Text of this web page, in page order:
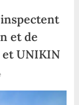
et de
et UNIKIN